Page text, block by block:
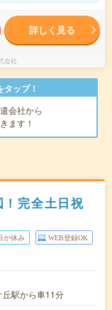
詳しく見る
会社
ップ！
会社から
ます！
完全土日祝
が休み WEB登録OK
駅から車11分